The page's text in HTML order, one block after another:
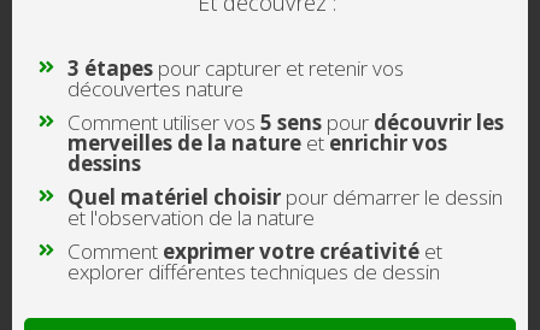
des divinités mineures de la nature,
montagnes.
Signification
Le choix de ce nom pour cette famille de
papillons n’est pas anodin :
3 étapes pour capturer et retenir vos
découvertes nature
Comment utiliservos 5 sens pour découvrir les
merveilles de la nature etenrichir vos
dessins
Quel matériel choisir pour démarrer le dessin
et l'observation de la nature
Comment exprimer votre créativité et
explorer différentes techniques de dessin